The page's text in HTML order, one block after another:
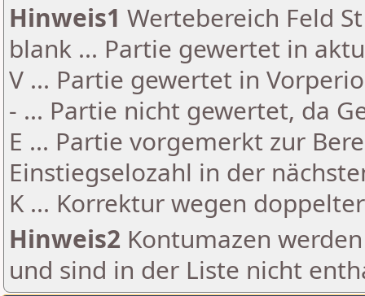
Hinweis1 Wertebereich Feld
blank ... Partie gewertet in
V ... Partie gewertet in
- ... Partie nicht gewertet, da
E ... Partie vorgemerkt zur
Einstiegselozahl in der
K ... Korrektur wegen
Hinweis2 Kontumazen
und sind in der Liste nicht